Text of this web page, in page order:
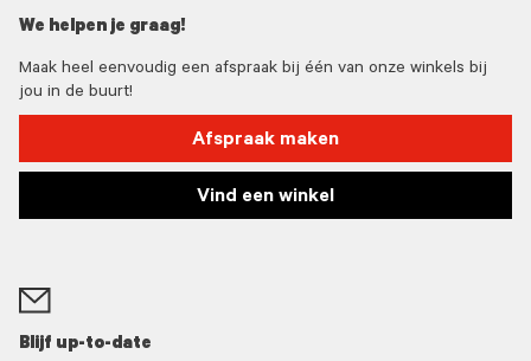
We helpen je graag!
Maak heel eenvoudig een afspraak bij één van onze winkels bij
jou in de buurt!
Afspraak maken
Vind een winkel
Blijf up-to-date